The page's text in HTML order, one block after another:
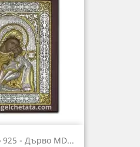
- Дърво MD...